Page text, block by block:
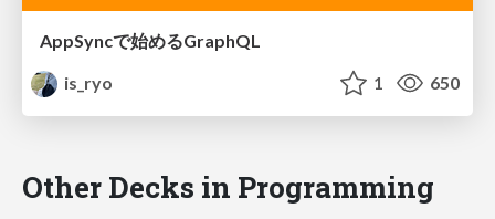
AppSyncで始めるGraphQL
is_ryo
1 650
Other Decks in Programming